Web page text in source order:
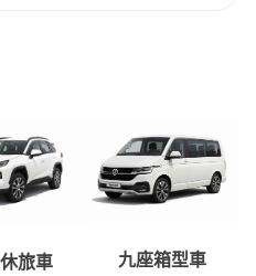
旅車
九座箱型車